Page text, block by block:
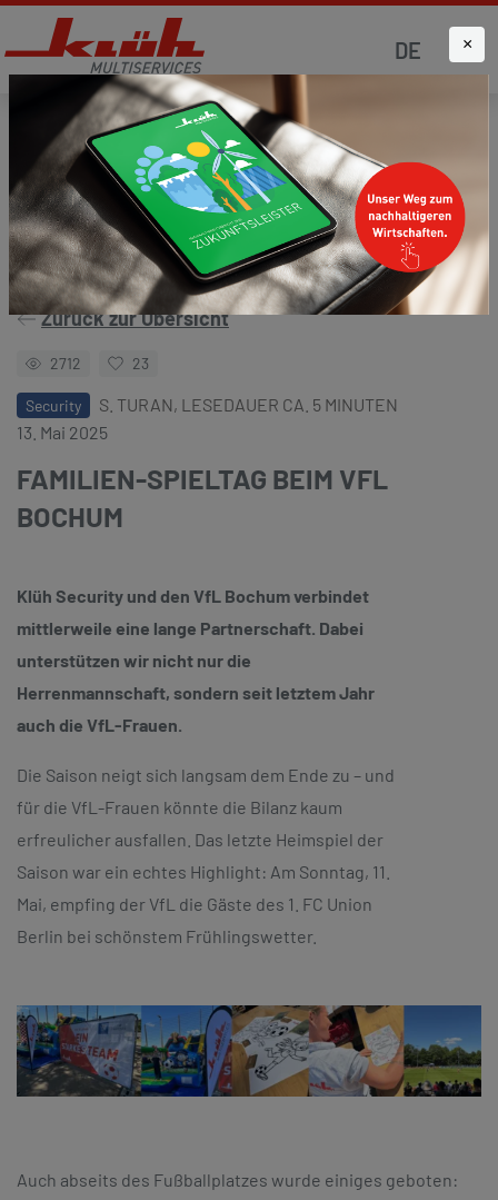
DE
Startseite Aktuelles Klüh4all
Zurück zur Übersicht
2712 23
Security
S. TURAN, LESEDAUER CA. 5 MINUTEN
13. Mai 2025
FAMILIEN-SPIELTAG BEIM VFL
BOCHUM
Klüh Security und den VfL Bochum verbindet
mittlerweile eine lange Partnerschaft. Dabei
unterstützen wir nicht nur die
Herrenmannschaft, sondern seit letztem Jahr
auch die VfL-Frauen.
Die Saison neigt sich langsam dem Ende zu – und
für die VfL-Frauen könnte die Bilanz kaum
erfreulicher ausfallen. Das letzte Heimspiel der
Saison war ein echtes Highlight: Am Sonntag, 11.
Mai, empfing der VfL die Gäste des 1. FC Union
Berlin bei schönstem Frühlingswetter.
Auch abseits des Fußballplatzes wurde einiges geboten:
×